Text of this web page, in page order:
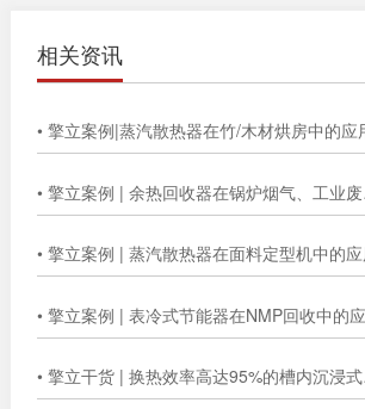
相关资讯
• 擎立案例|蒸汽散热器在竹/木材烘房中的应
• 擎
• 擎立案例 | 蒸汽散热器在面料定型机中的
• 擎立案例 | 表冷式节能器在NMP回收中的
• 擎